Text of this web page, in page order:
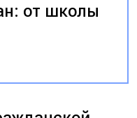
от школы